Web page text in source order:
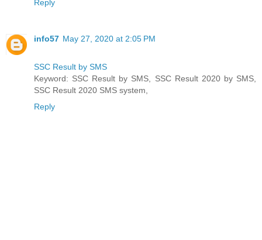
Reply
info57 May 27, 2020 at 2:05 PM
SSC Result by SMS
Keyword: SSC Result by SMS, SSC Result 2020 by SMS,
SSC Result 2020 SMS system,
Reply